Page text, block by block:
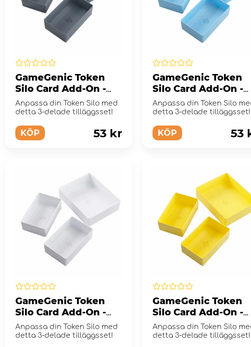
GameGenic Token
Silo Card Add-On -
Black
Anpassa din Token Silo med
detta 3-delade tilläggsset!
KÖP 53 kr
GameGenic Token
Silo Card Add-On -
Blue
Anpassa din Token Silo
detta 3-delade tilläggsset!
KÖP 53
GameGenic Token
Silo Card Add-On -
White
Anpassa din Token Silo med
detta 3-delade tilläggsset!
GameGenic Token
Silo Card Add-On -
Yellow
Anpassa din Token Silo
detta 3-delade tilläggsset!